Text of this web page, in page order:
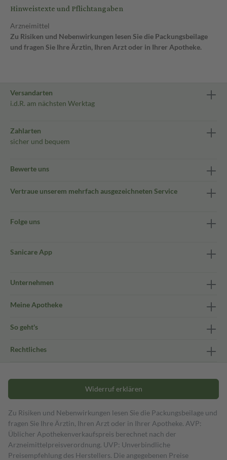
Hinweistexte und Pflichtangaben
Arzneimittel
Zu Risiken und Nebenwirkungen lesen Sie die Packungsbeilage
und fragen Sie Ihre Ärztin, Ihren Arzt oder in Ihrer Apotheke.
Versandarten
i.d.R. am nächsten Werktag
Zahlarten
sicher und bequem
Bewerte uns
Vertraue unserem mehrfach ausgezeichneten Service
Folge uns
Sanicare App
Unternehmen
Meine Apotheke
So geht's
Rechtliches
Widerruf erklären
Zu Risiken und Nebenwirkungen lesen Sie die Packungsbeilage und
fragen Sie Ihre Ärztin, Ihren Arzt oder in Ihrer Apotheke. AVP:
Üblicher Apothekenverkaufspreis berechnet nach der
Arzneimittelpreisverordnung. UVP: Unverbindliche
Preisempfehlung des Herstellers. Die angegebenen Preise